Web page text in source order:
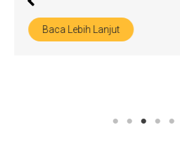
Baca Lebih Lanjut